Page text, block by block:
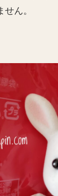
ん。